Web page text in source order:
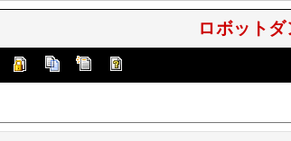
ロボット